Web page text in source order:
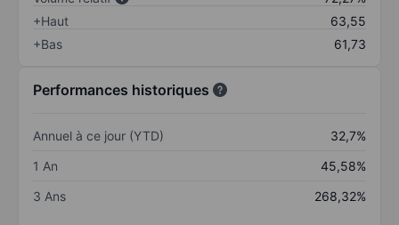
+Haut
63,55
+Bas
61,73
Performances historiques
Annuel à ce jour (YTD)
32,7%
1 An
45,58%
3 Ans
268,32%